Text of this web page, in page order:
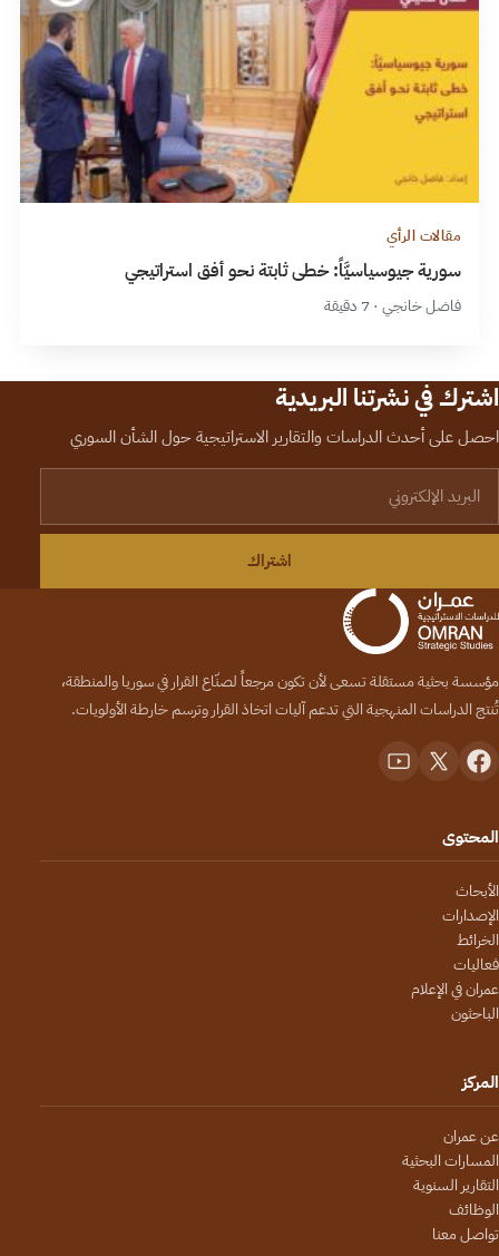
مقالات الرأي
سورية جيوسياسيَّاً: خطى ثابتة نحو أفق استراتيجي
فاضل خانجي · 7 دقيقة
اشترك في نشرتنا البريدية
احصل على أحدث الدراسات والتقارير الاستراتيجية حول الشأن السوري
اشتراك
مؤسسة بحثية مستقلة تسعى لأن تكون مرجعاً لصنّاع القرار في سوريا والمنطقة،
تُنتج الدراسات المنهجية التي تدعم آليات اتخاذ القرار وترسم خارطة الأولويات.
المحتوى
الأبحاث
الإصدارات
الخرائط
فعاليات
عمران في الإعلام
الباحثون
المركز
عن عمران
المسارات البحثية
التقارير السنوية
الوظائف
تواصل معنا